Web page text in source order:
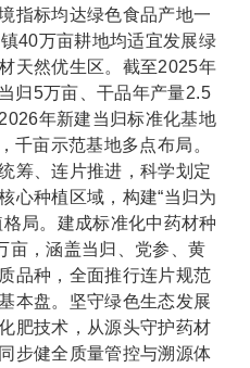
指标均达绿色食品产地一
40万亩耕地均适宜发展绿
天然优生区。截至2025年
归5万亩、干品年产量2.5
年新建当归标准化基地
千亩示范基地多点布局。
筹、连片推进，科学划定
心种植区域，构建“当归为
局。建成标准化中药材种
亩，涵盖当归、党参、黄
品种，全面推行连片规范
本盘。坚守绿色生态发展
肥技术，从源头守护药材
步健全质量管控与溯源体